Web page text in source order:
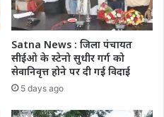
Satna News : जिला पंचायत
सीईओ के स्टेनो सुधीर गर्ग को
सेवानिवृत्त होने पर दी गई विदाई
5 days ago